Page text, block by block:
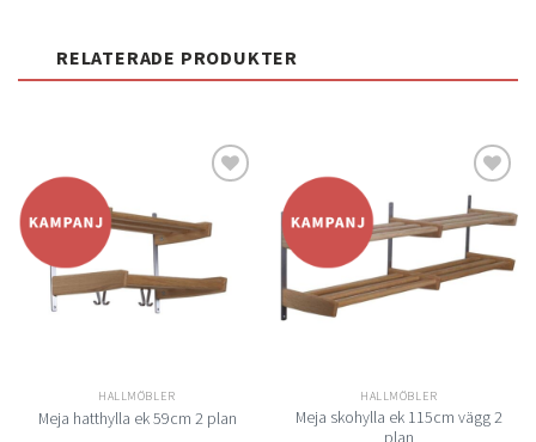
RELATERADE PRODUKTER
till i
HALLMÖBLER
Meja hatthylla ek 59cm 2 plan
Lägg
till i
önskelistan
HALLMÖBLER
Meja skohylla ek 115cm vägg 2
plan